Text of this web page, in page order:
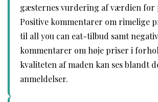
gæsternes vurdering af værdien for
Positive kommentarer om rimelige
til all you can eat-tilbud samt
kommentarer om høje priser i
kvaliteten af maden kan ses blandt
anmeldelser.